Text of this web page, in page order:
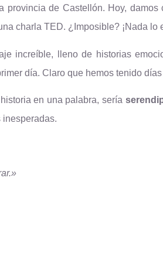
provincia de Castellón. Hoy,
charla TED. ¿Imposible? ¡Nada lo
increíble, lleno de historias
día. Claro que hemos tenido
en una palabra, sería
inesperadas.